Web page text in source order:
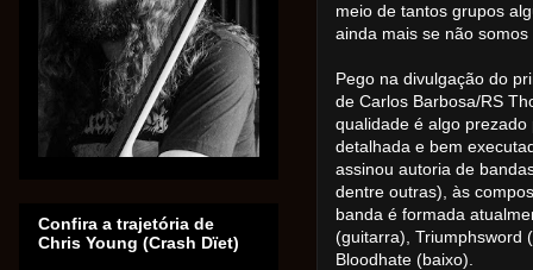
meio de tantos grupos
ainda mais se não
Pego na divulgação do
de Carlos Barbosa/RS
qualidade é algo
detalhada e bem
assinou autoria de
dentre outras), às
banda é formada
(guitarra), Triumphsword
Bloodhate (baixo).
Confira a trajetória de
Chris Young (Crash Dïet)